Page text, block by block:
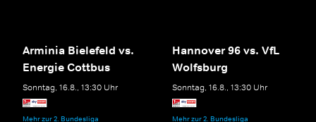
Arminia Bielefeld vs.
Energie Cottbus
Sonntag, 16.8., 13:30 Uhr
Mehr zur 2. Bundesliga
Hannover 96 vs. VfL
Wolfsburg
Sonntag, 16.8., 13:30 Uhr
Mehr zur 2. Bundesliga